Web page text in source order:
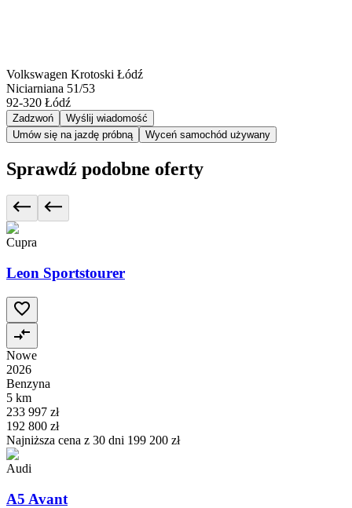
Volkswagen Krotoski Łódź
Niciarniana 51/53
92-320 Łódź
Zadzwoń
Wyślij wiadomość
Umów się na jazdę próbną
Wyceń samochód używany
Sprawdź podobne oferty
Cupra
Leon Sportstourer
Nowe
2026
Benzyna
5 km
233 997 zł
192 800 zł
Najniższa cena z 30 dni 199 200 zł
Audi
A5 Avant